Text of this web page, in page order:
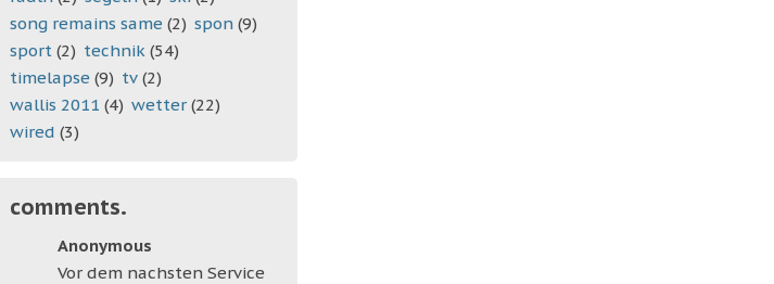
song remains same (2) spon (9)
sport (2) technik (54)
timelapse (9) tv (2)
wallis 2011 (4) wetter (22)
wired (3)
comments.
Anonymous
Vor dem nachsten Service